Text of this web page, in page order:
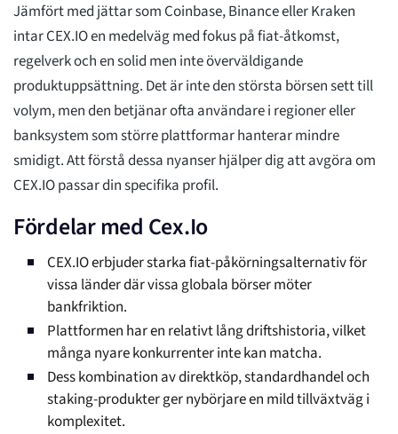
Jämfört med jättar som Coinbase, Binance eller Kraken
intar CEX.IO en medelväg med fokus på fiat-åtkomst,
regelverk och en solid men inte överväldigande
produktuppsättning. Det är inte den största börsen sett till
volym, men den betjänar ofta användare i regioner eller
banksystem som större plattformar hanterar mindre
smidigt. Att förstå dessa nyanser hjälper dig att avgöra om
CEX.IO passar din specifika profil.
Fördelar med Cex.Io
CEX.IO erbjuder starka fiat-påkörningsalternativ för
vissa länder där vissa globala börser möter
bankfriktion.
Plattformen har en relativt lång driftshistoria, vilket
många nyare konkurrenter inte kan matcha.
Dess kombination av direktköp, standardhandel och
staking-produkter ger nybörjare en mild tillväxtväg i
komplexitet.